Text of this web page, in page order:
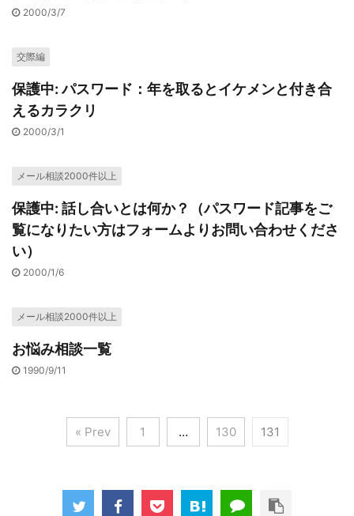
2000/3/7
交際編
保護中: パスワード：年を取るとイケメンと付き合
えるカラクリ
2000/3/1
メール相談2000件以上
保護中: 話し合いとは何か？（パスワード記事をご
覧になりたい方はフォームよりお問い合わせくださ
い）
2000/1/6
メール相談2000件以上
お悩み相談一覧
1990/9/11
« Prev 1 … 130 131